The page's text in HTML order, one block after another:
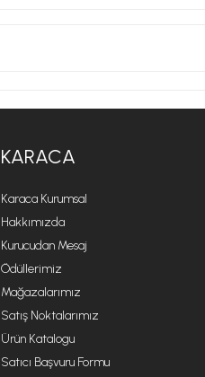
KARACA
Karaca Kurumsal
Hakkımızda
Kurucudan Mesaj
Ödüllerimiz
Mağazalarımız
Satış Noktalarımız
Ürün Katalogu
Satıcı Başvuru Formu